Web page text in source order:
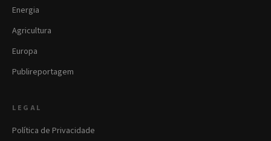
Energia
Agricultura
Europa
Publireportagem
LEGAL
Política de Privacidade